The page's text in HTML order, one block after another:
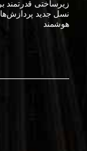
زیرساختی قدرتمند
نسل جدید
هوشمند